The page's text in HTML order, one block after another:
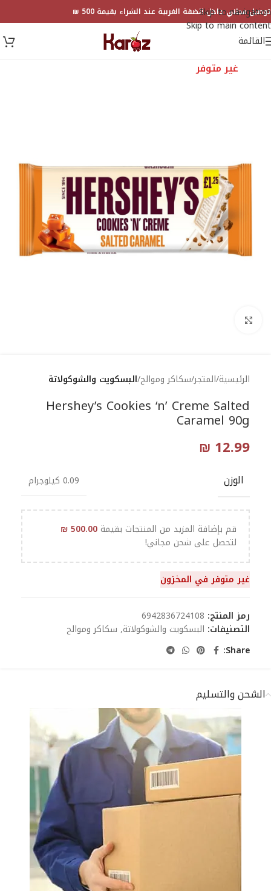
Skip to navigation
Skip to main content
توصيل مجاني داخل الضفة الغربية عند الشراء بقيمة 500 ₪
القائمة
غير متوفر
الرئيسية المتجر سكاكر وموالح البسكويت والشوكولاتة
Hershey’s Cookies ‘n’ Creme Salted
Caramel 90g
₪ 12.99
الوزن 0.09 كيلوجرام
قم بإضافة المزيد من المنتجات بقيمة ₪500.00
لتحصل على شحن مجاني!
غير متوفر في المخزون
رمز المنتج: 6942836724108
التصنيفات: البسكويت والشوكولاتة, سكاكر وموالح
Share:
الشحن والتسليم